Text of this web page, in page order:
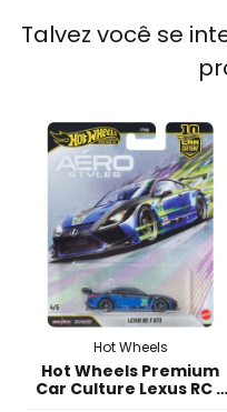
Talvez você se
Hot Wheels
Hot Wheels Premium
Car Culture Lexus RC F